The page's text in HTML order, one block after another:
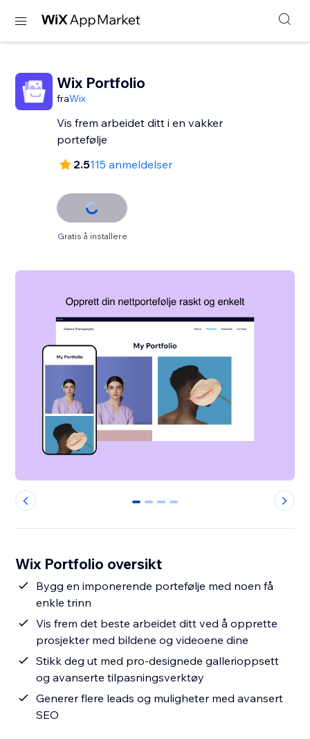
Wix Portfolio
fraWix
Vis frem arbeidet ditt i en vakker
portefølje
2.5115 anmeldelser
Gratis å installere
0 1 2 3
Wix Portfolio oversikt
Bygg en imponerende portefølje med noen få
enkle trinn
Vis frem det beste arbeidet ditt ved å opprette
prosjekter med bildene og videoene dine
Stikk deg ut med pro-designede gallerioppsett
og avanserte tilpasningsverktøy
Generer flere leads og muligheter med avansert
SEO